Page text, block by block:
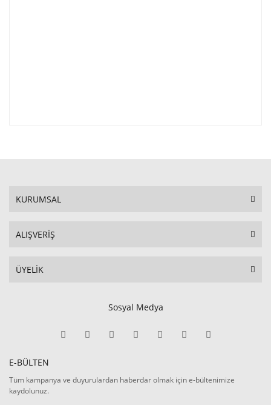
KURUMSAL
ALIŞVERİŞ
ÜYELİK
Sosyal Medya
E-BÜLTEN
Tüm kampanya ve duyurulardan haberdar olmak için e-bültenimize
kaydolunuz.